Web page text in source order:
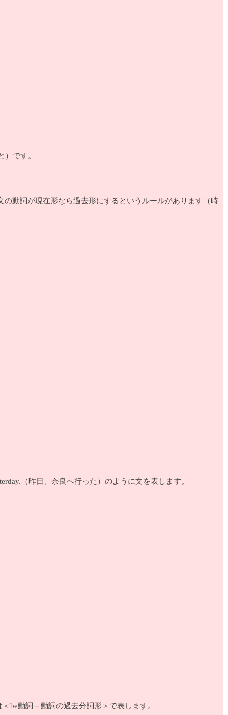
）です。
の動詞が現在形なら過去形にするというルールがあります（時
（昨日、奈良へ行った）のように文を表します。
be動詞＋動詞の過去分詞形＞で表します。